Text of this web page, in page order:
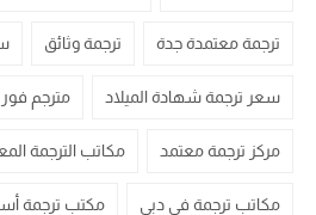
ترجمة معتمدة جدة ترجمة وثائق
سعر ترجمة شهادة الميلاد مترجم
مركز ترجمة معتمد مكاتب الترجمة
مكاتب ترجمة في دبي مكتب ترجمة